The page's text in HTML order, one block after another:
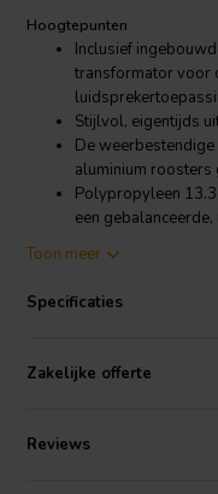
Hoogtepunten
Inclusief
transformator voor
Stijlvol, eigentijds
De
aluminium roosters
Polypropyleen
een
onvermoeibare HF-
Gemakkelijk te
inbegrepen
Dayton Audio IO525BT
Toon meer
Specificaties
Zakelijke offerte
Reviews